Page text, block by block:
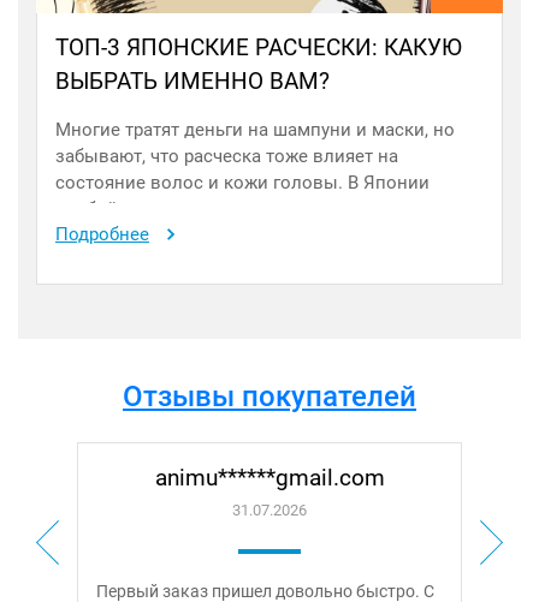
ТОП-3 ЯПОНСКИЕ РАСЧЕСКИ: КАКУЮ
ВЫБРАТЬ ИМЕННО ВАМ?
Многие тратят деньги на шампуни и маски, но
забывают, что расческа тоже влияет на
состояние волос и кожи головы. В Японии
особой популярностью пользуются три модели,
каждая из которых решает свою задачу.
Подробнее
Отзывы покупателей
vlad.mi*********mail.ru
31.07.2026
Посылка приехала в идеальном состоянии.